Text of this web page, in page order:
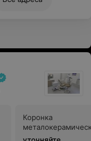
Коронка